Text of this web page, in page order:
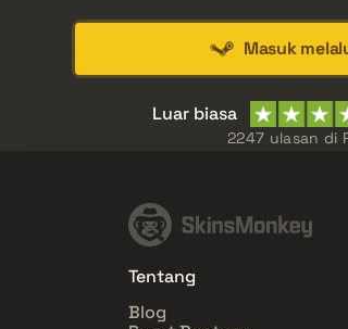
Masuk
Luar biasa
2247 ulasan di
Tentang
Blog